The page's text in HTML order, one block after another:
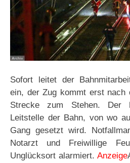
Sofort leitet der
ein, der Zug kommt erst nach
Strecke zum Stehen. Der
Leitstelle der Bahn, von wo
Gang gesetzt wird.
Notarzt und Freiwillige
Unglücksort alarmiert. Anzeige